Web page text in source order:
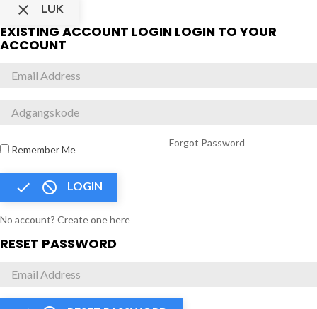

LUK
EXISTING ACCOUNT LOGIN LOGIN TO YOUR
ACCOUNT
Remember Me
Forgot Password
  LOGIN
No account? Create one here
RESET PASSWORD